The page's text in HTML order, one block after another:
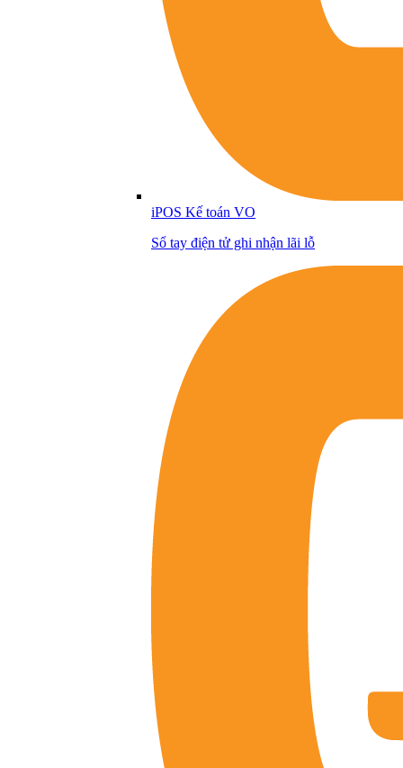
iPOS Kế toán VO
Sổ tay điện tử ghi nhận lãi lỗ